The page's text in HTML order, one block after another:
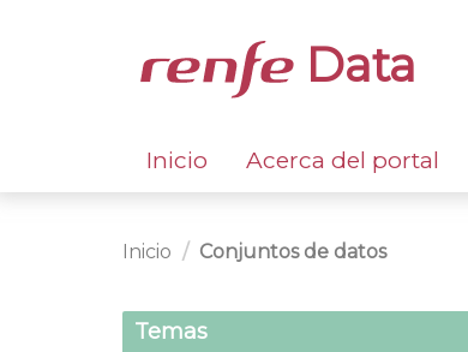
Data
Inicio Acerca del portal
Inicio Conjuntos de datos
Temas